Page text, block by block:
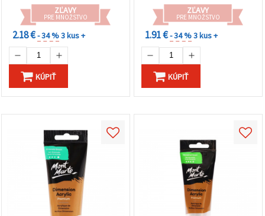
ZĽAVY
PRE MNOŽSTVO
2.18 €- 34 %3 kus +
KÚPIŤ
ZĽAVY
PRE MNOŽSTVO
1.91 €- 34 %3 kus +
KÚPIŤ